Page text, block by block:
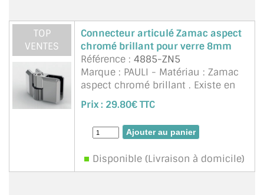
JOINTS D'ÉTANCHÉITÉS
FIXATION GARDES CORPS
SYSTÈMES PIVOTANTS
SYSTÈMES COULISSANTS
LE CATALOGUE ACCESSOIRES
ACCESSOIRES EN PROMOTIONS
TOP
VENTES
Connecteur articulé Zamac aspect
chromé brillant pour verre 8mm
Référence : 4885-ZN5
Marque : PAULI - Matériau : Zamac
aspect chromé brillant . Existe en
teinte RAL sur mesure, aspect inox
brossé. Ce connecteur articulé peut
être figé dans la position souhait&e
suite
Prix : 29.80€ TTC
Disponible (Livraison à domicile)